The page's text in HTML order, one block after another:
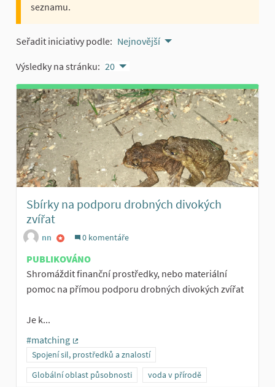
seznamu.
Seřadit iniciativy podle: Nejnovější
Výsledky na stránku: 20
Sbírky na podporu drobných divokých
zvířat
nn 0 komentáře
PUBLIKOVÁNO
Shromáždit finanční prostředky, nebo materiální
pomoc na přímou podporu drobných divokých zvířat
Je k...
#matching
(Externí odkaz)
Spojení sil, prostředků a znalostí
Globální oblast působnosti
voda v přírodě